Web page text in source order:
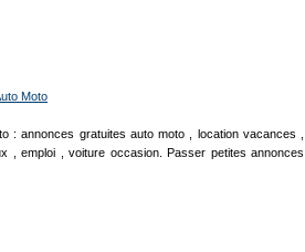
Moto
: annonces gratuites auto moto , location vacances ,
, emploi , voiture occasion. Passer petites annonces